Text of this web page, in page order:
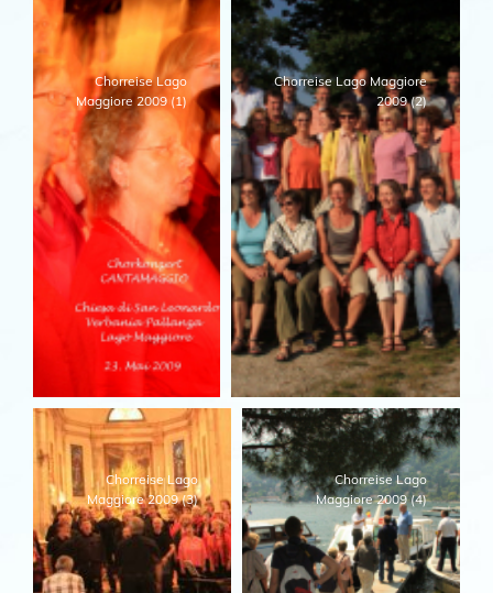
Chorreise Lago
Maggiore 2009 (1)
Chorreise Lago Maggiore
2009 (2)
Chorreise Lago
Maggiore 2009 (3)
Chorreise Lago
Maggiore 2009 (4)